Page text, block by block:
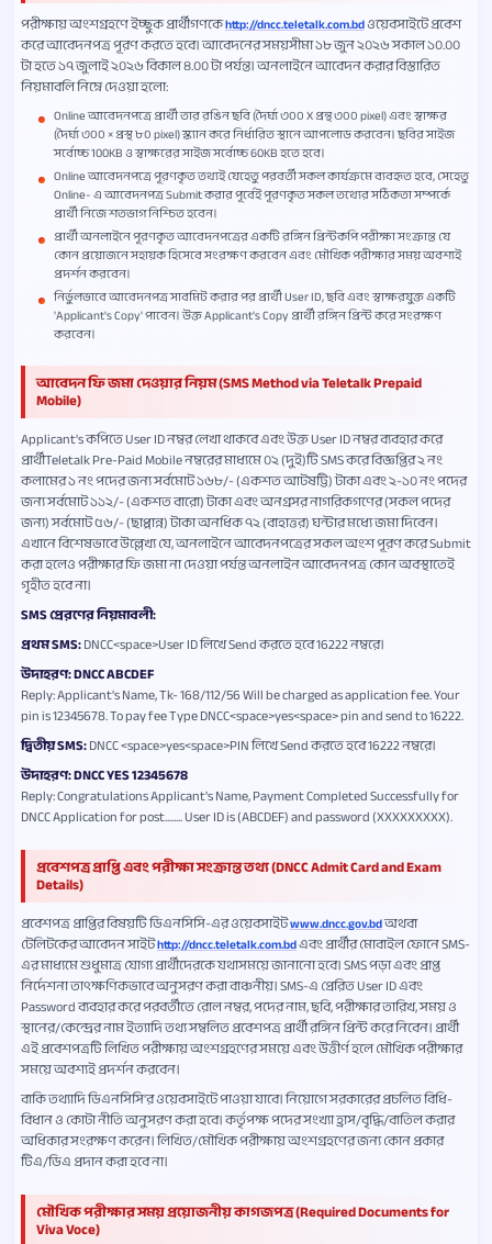
পরীক্ষায় অংশগ্রহণে ইচ্ছুক প্রার্থীগণকেhttp://dncc.teletalk.com.bdওয়েবসাইটে প্রবেশ
করে আবেদনপত্র পূরণ করতে হবে। আবেদনের সময়সীমা ১৮ জুন ২০২৬ সকাল ১০.০০
টা হতে ১৭ জুলাই ২০২৬ বিকাল ৪.০০ টা পর্যন্ত। অনলাইনে আবেদন করার বিস্তারিত
নিয়মাবলি নিম্নে দেওয়া হলো:
Online আবেদনপত্রে প্রার্থী তার রঙিন ছবি (দৈর্ঘ্য ৩০০ X প্রন্থ ৩০০ pixel) এবং স্বাক্ষর
(দৈর্ঘ্য ৩০০ × প্রস্থ ৮০ pixel) স্ক্যান করে নির্ধারিত স্থানে আপলোড করবেন। ছবির সাইজ
সর্বোচ্চ 100KB ও স্বাক্ষরের সাইজ সর্বোচ্চ 60KB হতে হবে।
Online আবেদনপত্রে পূরণকৃত তথ্যই যেহেতু পরবর্তী সকল কার্যক্রমে ব্যবহৃত হবে, সেহেতু
Online- এ আবেদনপত্র Submit করার পূর্বেই পূরণকৃত সকল তথ্যের সঠিকতা সম্পর্কে
প্রার্থী নিজে শতভাগ নিশ্চিত হবেন।
প্রার্থী অনলাইনে পূরণকৃত আবেদনপত্রের একটি রঙ্গিন প্রিন্টকপি পরীক্ষা সংক্রান্ত যে
কোন প্রয়োজনে সহায়ক হিসেবে সংরক্ষণ করবেন এবং মৌখিক পরীক্ষার সময় অবশ্যই
প্রদর্শন করবেন।
নির্ভুলভাবে আবেদনপত্র সাবমিট করার পর প্রার্থী User ID, ছবি এবং স্বাক্ষরযুক্ত একটি
'Applicant's Copy' পাবেন। উক্ত Applicant's Copy প্রার্থী রঙ্গিন প্রিন্ট করে সংরক্ষণ
করবেন।
আবেদন ফি জমা দেওয়ার নিয়ম (SMS Method via Teletalk Prepaid
Mobile)
Applicant's কপিতে User ID নম্বর লেখা থাকবে এবং উক্ত User ID নম্বর ব্যবহার করে
প্রার্থীTeletalk Pre-Paid Mobile নম্বরের মাধ্যমে ০২ (দুই)টি SMS করে বিজ্ঞপ্তির ২ নং
কলামের ১ নং পদের জন্য সর্বমোট ১৬৮/- (একশত আটষট্টি) টাকা এবং ২-১০ নং পদের
জন্য সর্বমোট ১১২/- (একশত বারো) টাকা এবং অনগ্রসর নাগরিকগণের (সকল পদের
জন্য) সর্বমোট ৫৬/- (ছাপ্পান্ন) টাকা অনধিক ৭২ (বাহাত্তর) ঘন্টার মধ্যে জমা দিবেন।
এখানে বিশেষভাবে উল্লেখ্য যে, অনলাইনে আবেদনপত্রের সকল অংশ পূরণ করে Submit
করা হলেও পরীক্ষার ফি জমা না দেওয়া পর্যন্ত অনলাইন আবেদনপত্র কোন অবস্থাতেই
গৃহীত হবে না।
SMS প্রেরণের নিয়মাবলী:
প্রথম SMS:DNCC<space>User ID লিখে Send করতে হবে 16222 নম্বরে।
উদাহরণ: DNCC ABCDEF
Reply: Applicant's Name, Tk- 168/112/56 Will be charged as application fee. Your
pin is 12345678. To pay fee Type DNCC<space>yes<space> pin and send to 16222.
দ্বিতীয় SMS:DNCC <space>yes<space>PIN লিখে Send করতে হবে 16222 নম্বরে।
উদাহরণ: DNCC YES 12345678
Reply: Congratulations Applicant's Name, Payment Completed Successfully for
DNCC Application for post........ User ID is (ABCDEF) and password (XXXXXXXXX).
প্রবেশপত্র প্রাপ্তি এবং পরীক্ষা সংক্রান্ত তথ্য (DNCC Admit Card and Exam
Details)
প্রবেশপত্র প্রাপ্তির বিষয়টি ডিএনসিসি-এর ওয়েবসাইটwww.dncc.gov.bdঅথবা
টেলিটকের আবেদন সাইটhttp://dncc.teletalk.com.bdএবং প্রার্থীর মোবাইল ফোনে SMS-
এর মাধ্যমে শুধুমাত্র যোগ্য প্রার্থীদেরকে যথাসময়ে জানানো হবে। SMS পড়া এবং প্রাপ্ত
নির্দেশনা তাৎক্ষণিকভাবে অনুসরণ করা বাঞ্চনীয়। SMS-এ প্রেরিত User ID এবং
Password ব্যবহার করে পরবর্তীতে রোল নম্বর, পদের নাম, ছবি, পরীক্ষার তারিখ, সময় ও
স্থানের/কেন্দ্রের নাম ইত্যাদি তথ্য সম্বলিত প্রবেশপত্র প্রার্থী রঙ্গিন প্রিন্ট করে নিবেন। প্রার্থী
এই প্রবেশপত্রটি লিখিত পরীক্ষায় অংশগ্রহণের সময়ে এবং উত্তীর্ণ হলে মৌখিক পরীক্ষার
সময়ে অবশ্যই প্রদর্শন করবেন।
বাকি তথ্যাদি ডিএনসিসি'র ওয়েবসাইটে পাওয়া যাবে। নিয়োগে সরকারের প্রচলিত বিধি-
বিধান ও কোটা নীতি অনুসরণ করা হবে। কর্তৃপক্ষ পদের সংখ্যা হ্রাস/বৃদ্ধি/বাতিল করার
অধিকার সংরক্ষণ করেন। লিখিত/মৌখিক পরীক্ষায় অংশগ্রহণের জন্য কোন প্রকার
টিএ/ডিএ প্রদান করা হবে না।
মৌখিক পরীক্ষার সময় প্রয়োজনীয় কাগজপত্র (Required Documents for
Viva Voce)